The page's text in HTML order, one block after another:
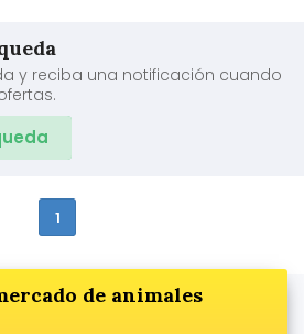
y reciba una notificación cuando
1
de animales